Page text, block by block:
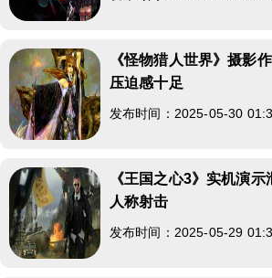
《怪物猎人世界》摄影
压迫感十足
发布时间：2025-05-30
《王国之心3》实机演
人称射击
发布时间：2025-05-29